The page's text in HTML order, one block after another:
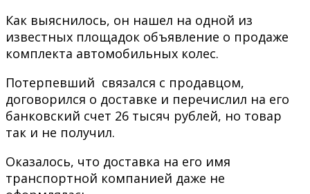
Как выяснилось, он нашел на одной из
известных площадок объявление о продаже
комплекта автомобильных колес.
Потерпевший связался с продавцом,
договорился о доставке и перечислил на его
банковский счет 26 тысяч рублей, но товар
так и не получил.
Оказалось, что доставка на его имя
транспортной компанией даже не